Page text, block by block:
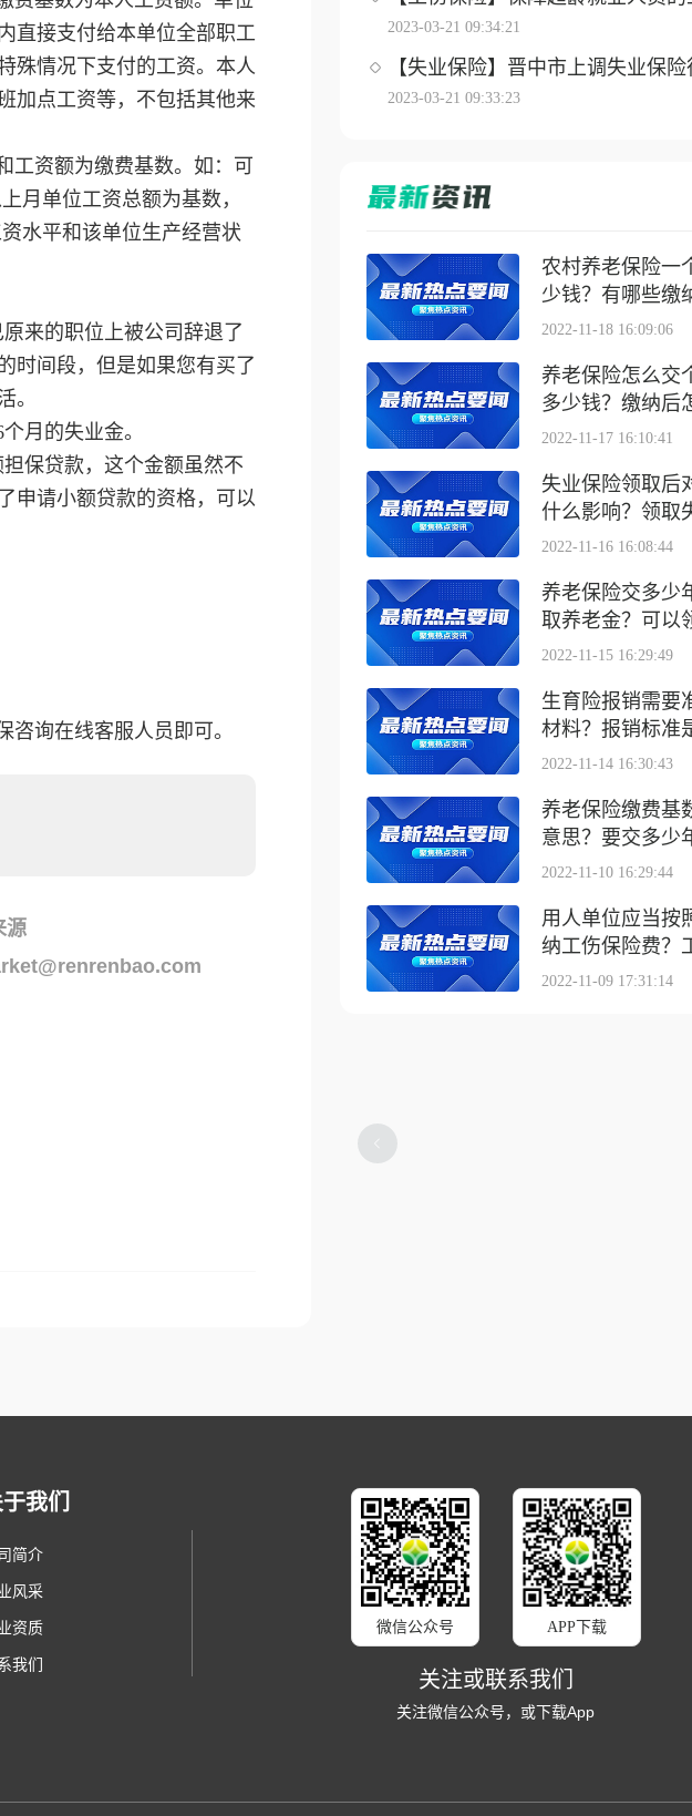
直接支付给本单位全部职工
殊情况下支付的工资。本人
加点工资等，不包括其他来
资额为缴费基数。如：可
月单位工资总额为基数，
水平和该单位生产经营状
来的职位上被公司辞退了
时间段，但是如果您有买了
。
月的失业金。
保贷款，这个金额虽然不
申请小额贷款的资格，可以
询在线客服人员即可。
源
2023-03-21 09:34:21
【失业保险】晋中市上调失业保
2023-03-21 09:33:23
农村养老保险一
少钱？有哪些缴
2022-11-18 16:09:06
养老保险怎么交
多少钱？缴纳后
2022-11-17 16:10:41
失业保险领取后
什么影响？领取
2022-11-16 16:08:44
养老保险交多少
取养老金？可以
2022-11-15 16:29:49
生育险报销需要
材料？报销标准
2022-11-14 16:30:43
养老保险缴费基
意思？要交多少
2022-11-10 16:29:44
用人单位应当按
纳工伤保险费？
2022-11-09 17:31:14
我们
简介
风采
资质
我们
微信公众号 APP下载
关注或联系我们
关注微信公众号，或下载App